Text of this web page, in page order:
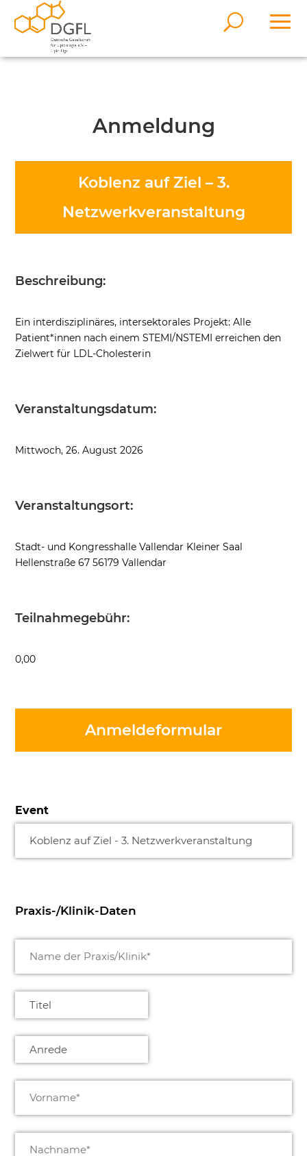
Anmeldung
Koblenz auf Ziel – 3.
Netzwerkveranstaltung
Beschreibung:
Ein interdisziplinäres, intersektorales Projekt: Alle
Patient*innen nach einem STEMI/NSTEMI erreichen den
Zielwert für LDL-Cholesterin
Veranstaltungsdatum:
Mittwoch, 26. August 2026
Veranstaltungsort:
Stadt- und Kongresshalle Vallendar Kleiner Saal
Hellenstraße 67 56179 Vallendar
Teilnahmegebühr:
0,00
Anmeldeformular
Event
Praxis-/Klinik-Daten
der
Praxis/Klinik(erforderlich)
Titel
Anrede (erforderlich)